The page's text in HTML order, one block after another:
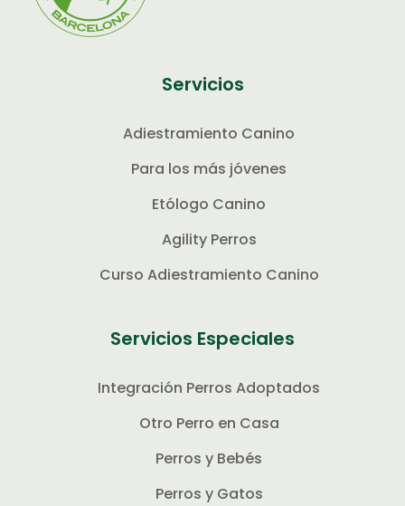
Servicios
Adiestramiento Canino
Para los más jóvenes
Etólogo Canino
Agility Perros
Curso Adiestramiento Canino
Servicios Especiales
Integración Perros Adoptados
Otro Perro en Casa
Perros y Bebés
Perros y Gatos